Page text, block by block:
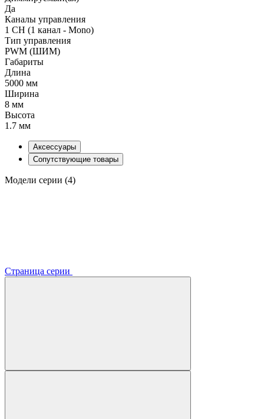
Да
Каналы управления
1 CH (1 канал - Mono)
Тип управления
PWM (ШИМ)
Габариты
Длина
5000 мм
Ширина
8 мм
Высота
1.7 мм
Аксессуары
Сопутствующие товары
Модели серии (4)
Страница серии